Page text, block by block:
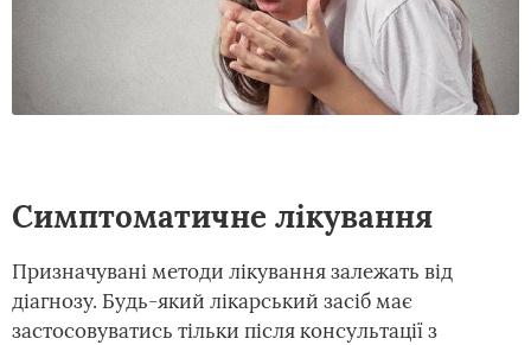
Симптоматичне лікування
Призначувані методи лікування залежать від
діагнозу. Будь-який лікарський засіб має
застосовуватись тільки після консультації з